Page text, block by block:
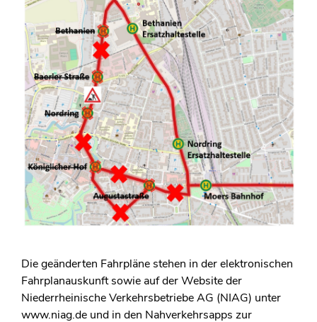
Die geänderten Fahrpläne stehen in der elektronischen
Fahrplanauskunft sowie auf der Website der
Niederrheinische Verkehrsbetriebe AG (NIAG) unter
www.niag.de und in den Nahverkehrsapps zur